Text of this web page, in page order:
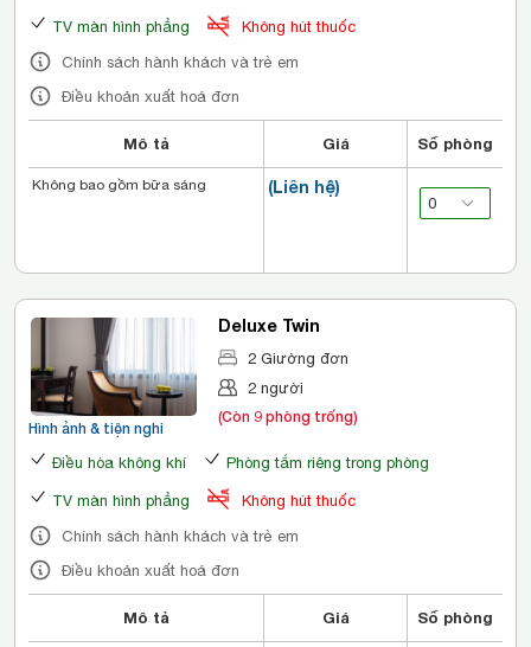
TV màn hình phẳng
Không hút thuốc
Chính sách hành khách và trẻ em
Điều khoản xuất hoá đơn
Mô tả Giá Số phòng
(Liên hệ)
Không bao gồm bữa sáng
Hình ảnh & tiện nghi
Deluxe Twin
2 Giường đơn
2 người
(Còn 9 phòng trống)
Điều hòa không khí Phòng tắm riêng trong phòng
TV màn hình phẳng
Không hút thuốc
Chính sách hành khách và trẻ em
Điều khoản xuất hoá đơn
Mô tả Giá Số phòng